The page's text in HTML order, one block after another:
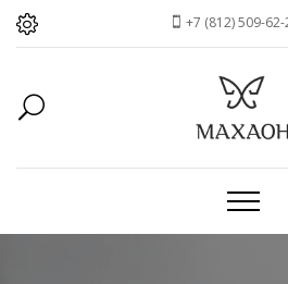
+7 (812) 509-